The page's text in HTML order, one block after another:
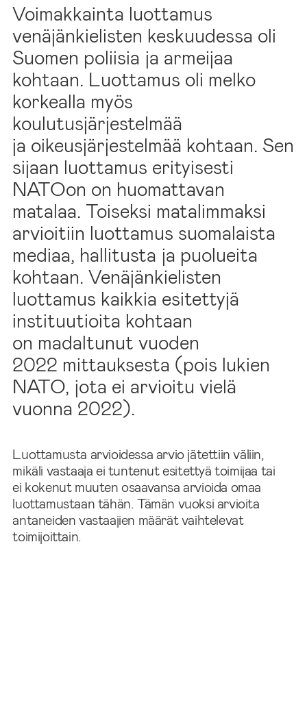
Voimakkainta luottamus
venäjänkielisten keskuudessa oli
Suomen poliisia ja armeijaa
kohtaan. Luottamus oli melko
korkealla myös
koulutusjärjestelmää
ja oikeusjärjestelmää kohtaan. Sen
sijaan luottamus erityisesti
NATOon on huomattavan
matalaa. Toiseksi matalimmaksi
arvioitiin luottamus suomalaista
mediaa, hallitusta ja puolueita
kohtaan. Venäjänkielisten
luottamus kaikkia esitettyjä
instituutioita kohtaan
on madaltunut vuoden
2022 mittauksesta (pois lukien
NATO, jota ei arvioitu vielä
vuonna 2022).
Luottamusta arvioidessa arvio jätettiin väliin,
mikäli vastaaja ei tuntenut esitettyä toimijaa tai
ei kokenut muuten osaavansa arvioida omaa
luottamustaan tähän. Tämän vuoksi arvioita
antaneiden vastaajien määrät vaihtelevat
toimijoittain.